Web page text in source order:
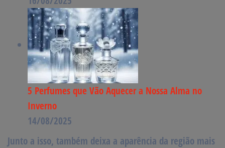
5 Perfumes que Vão Aquecer a Nossa Alma no
Inverno
14/08/2025
Junto a isso, também deixa a aparência da região mais